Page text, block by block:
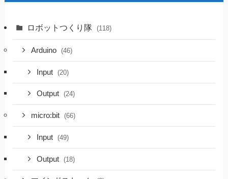
ロボットつくり隊 (118)
Arduino (46)
Input (20)
Output (24)
micro:bit (66)
Input (49)
Output (18)